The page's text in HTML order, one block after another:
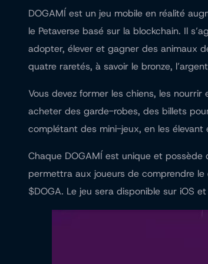
DOGAMÍ est un jeu mobile en réalité
le Petaverse basé sur la blockchain. Il
adopter, élever et gagner des animaux
quatre raretés, à savoir le bronze,
Vous devez former les chiens, les
acheter des garde-robes, des billets
complétant des mini-jeux, en les
Chaque DOGAMÍ est unique et
permettra aux joueurs de comprendre
$DOGA. Le jeu sera disponible sur iOS